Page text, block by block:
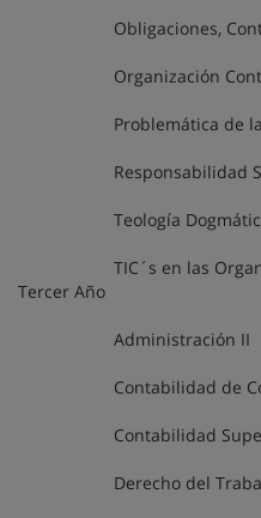
Obligaciones,
Organización
Problemática de
Responsabilidad
Teología
TIC´s en las
Tercer Año
Administración II
Contabilidad de
Contabilidad
Derecho del